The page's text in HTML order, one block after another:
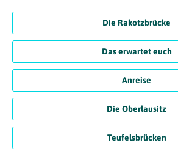
Die Rakotzbrücke
Das erwartet euch
Anreise
Die Oberlausitz
Teufelsbrücken